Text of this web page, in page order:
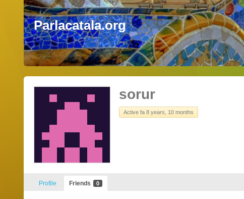
Parlacatala.org
sorur
Active fa 8 years, 10 months
Profile Friends 0